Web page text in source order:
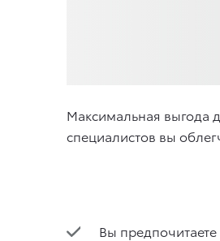
Максимальная выгода
специалистов вы
Вы